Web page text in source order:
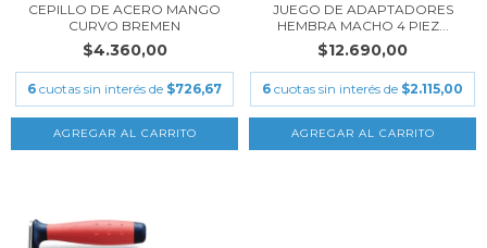
CEPILLO DE ACERO MANGO
CURVO BREMEN
$4.360,00
6 cuotas sin interés de $726,67
JUEGO DE ADAPTADORES
HEMBRA MACHO 4 PIEZ...
$12.690,00
6 cuotas sin interés de $2.115,00